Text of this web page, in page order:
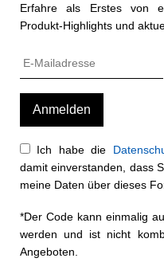
Erfahre als Erstes von
Produkt-Highlights und
Ich habe die
damit einverstanden, dass
meine Daten über dieses
*Der Code kann einmalig
werden und ist nicht
Angeboten.